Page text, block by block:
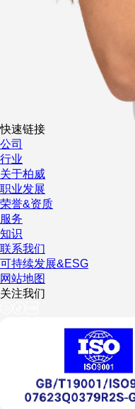
快速链接
公司
行业
关于柏威
职业发展
荣誉&资质
服务
知识
联系我们
可持续发展&ESG
网站地图
关注我们